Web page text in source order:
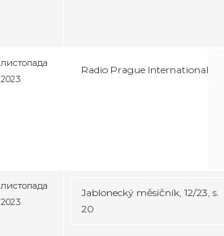
листопада
2023
Radio Prague International
листопада
2023
Jablonecký měsíčník, 12/23, s.
20